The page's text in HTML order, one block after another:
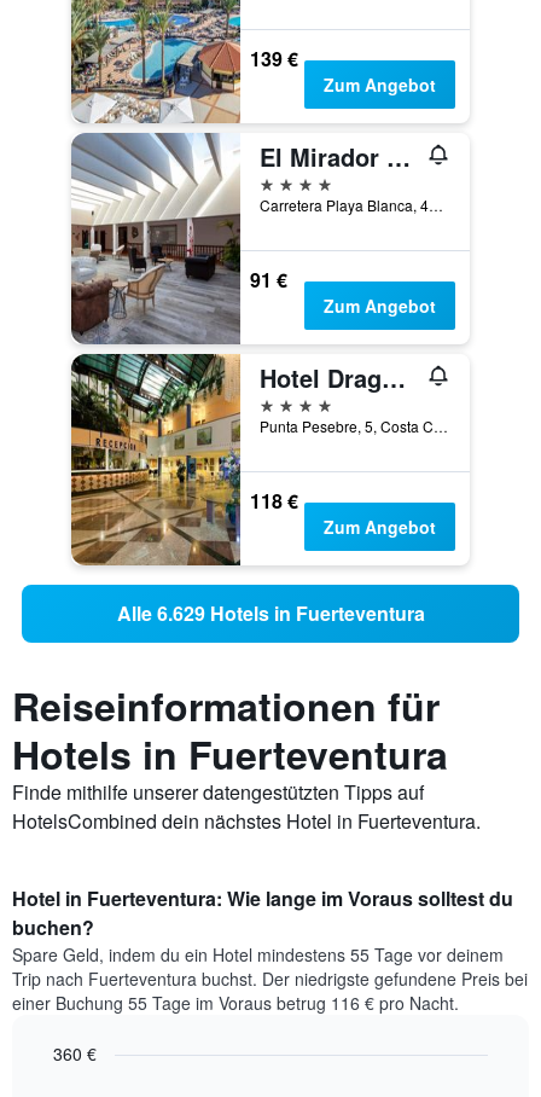
139 €
Zum Angebot
El Mirador de Fuerteventura
4 Sterne
Carretera Playa Blanca, 45, Puerto del Rosario, Fuerteventura, Spanien
91 €
Zum Angebot
Hotel Drago Park by Pierre & Vacances
4 Sterne
Punta Pesebre, 5, Costa Calma, Fuerteventura, Spanien
118 €
Zum Angebot
Alle 6.629 Hotels in Fuerteventura
Reiseinformationen für
Hotels in Fuerteventura
Finde mithilfe unserer datengestützten Tipps auf
HotelsCombined dein nächstes Hotel in Fuerteventura.
Hotel in Fuerteventura: Wie lange im Voraus solltest du
buchen?
Spare Geld, indem du ein Hotel mindestens 55 Tage vor deinem
Trip nach Fuerteventura buchst. Der niedrigste gefundene Preis bei
einer Buchung 55 Tage im Voraus betrug 116 € pro Nacht.
360 €